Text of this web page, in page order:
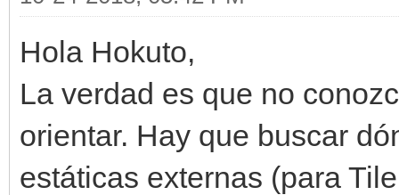
Hola Hokuto,
La verdad es que no
orientar. Hay que buscar
estáticas externas (para